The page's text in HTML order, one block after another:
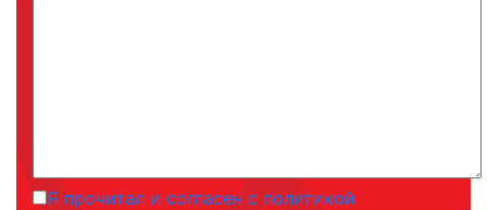
Я прочитал и согласен с политикой